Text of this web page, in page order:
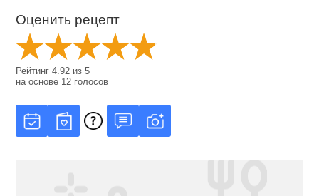
Оценить рецепт
Рейтинг4.92 из5
на основе 12 голосов